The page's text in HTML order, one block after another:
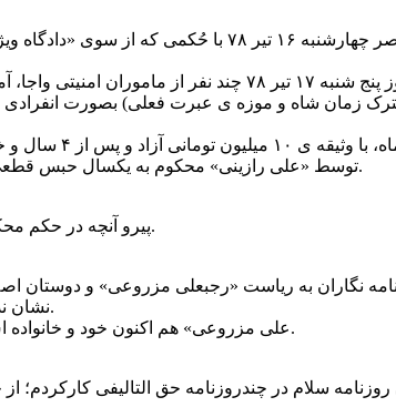
روزنامه سلام عصر چهارشنبه ۱۶ تیر ۷۸
بعد از این
توسط «علی رازینی» محکوم به یکسال حبس قطعی و تبدیل به ۵ سال حبس تعزیری به اندازه ۵ سال تعطیلی روزنامه سلام شدم.
پیرو آنچه در حکم محکومیت آمده، جرم من نوشتن مطالب متعدد علیه امنیت ملی در مطبوعات بود.
نگاران به ریاست «رجبعلی مزروعی» و
نشان ندادند و در این سالها که انجمن هنوز تعطیل نشده بود، هیچ کمکی هم به من نشد.
«علی مزروعی» هم اکنون خود و خانواده اش در خارج از کشور زندگی کرده و دارند نقش «اپوزیسیون» را بازی می کنند.
روزنامه سلام در چندروزنامه حق التالیفی